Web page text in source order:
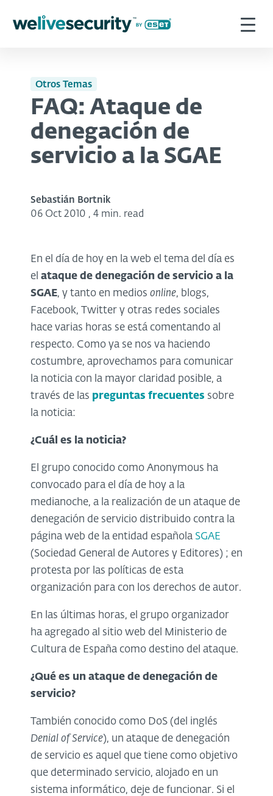
Otros Temas
FAQ: Ataque de
denegación de
servicio a la SGAE
Sebastián Bortnik
06 Oct 2010 , 4 min. read
En el día de hoy en la web el tema del día es
el ataque de denegación de servicio a la
SGAE, y tanto en medios online, blogs,
Facebook, Twitter y otras redes sociales
hace varias horas se está comentando al
respecto. Como ya se nos va haciendo
costumbre, aprovechamos para comunicar
la noticia con la mayor claridad posible, a
través de las preguntas frecuentes sobre
la noticia:
¿Cuál es la noticia?
El grupo conocido como Anonymous ha
convocado para el día de hoy a la
medianoche, a la realización de un ataque de
denegación de servicio distribuido contra la
página web de la entidad española SGAE
(Sociedad General de Autores y Editores) ; en
protesta por las políticas de esta
organización para con los derechos de autor.
En las últimas horas, el grupo organizador
ha agregado al sitio web del Ministerio de
Cultura de España como destino del ataque.
¿Qué es un ataque de denegación de
servicio?
También conocido como DoS (del inglés
Denial of Service), un ataque de denegación
de servicio es aquel que tiene como objetivo
que determinado servicio, alojado en un
sistema informático, deje de funcionar. Si el